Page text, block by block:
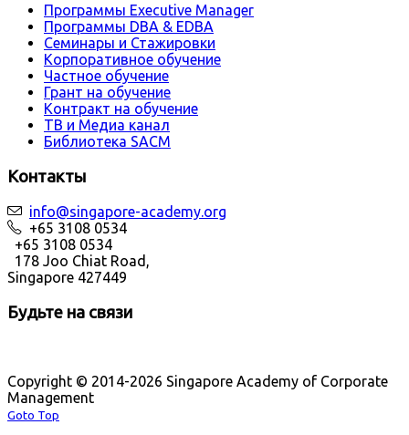
Программы Executive Manager
Программы DBA & EDBA
Семинары и Стажировки
Корпоративное обучение
Частное обучение
Грант на обучение
Контракт на обучение
ТВ и Медиа канал
Библиотека SACM
Контакты
info@singapore-academy.org
+65 3108 0534
+65 3108 0534
178 Joo Chiat Road,
Singapore 427449
Будьте на связи
Copyright © 2014-2026 Singapore Academy of Corporate
Management
Goto Top